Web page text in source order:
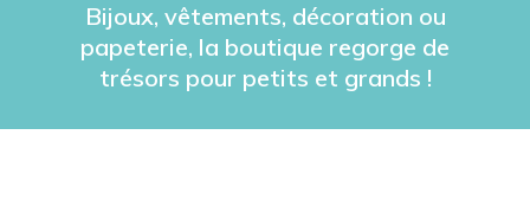
Bijoux, vêtements, décoration ou
papeterie, la boutique regorge de
trésors pour petits et grands !